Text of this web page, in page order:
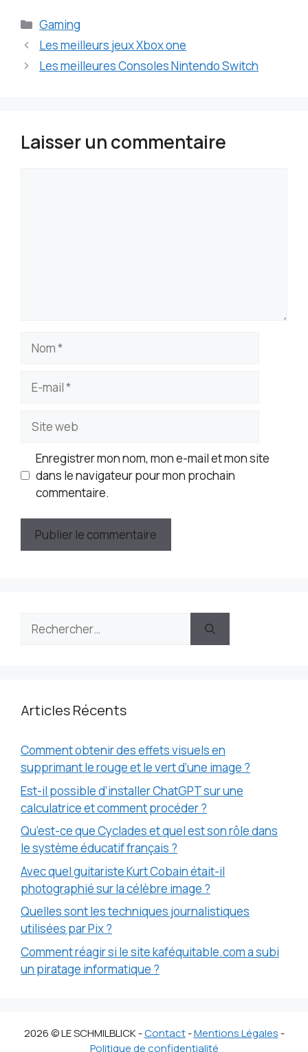
Catégories
Gaming
Les meilleurs jeux Xbox one
Les meilleures Consoles Nintendo Switch
Laisser un commentaire
Nom
mail
Site
web
Enregistrer mon nom, mon e-mail et mon site
dans le navigateur pour mon prochain
commentaire.
Rechercher :
Articles Récents
Comment obtenir des effets visuels en
supprimant le rouge et le vert d’une image ?
Est-il possible d’installer ChatGPT sur une
calculatrice et comment procéder ?
Qu’est-ce que Cyclades et quel est son rôle dans
le système éducatif français ?
Avec quel guitariste Kurt Cobain était-il
photographié sur la célèbre image ?
Quelles sont les techniques journalistiques
utilisées par Pix ?
Comment réagir si le site kaféquitable.com a subi
un piratage informatique ?
2026 © LE SCHMILBLICK -Contact-Mentions Légales -
Politique de confidentialité